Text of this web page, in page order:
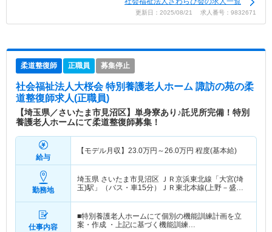
更新日：2025/08/21 求人番号：9832671
柔道整復師 正職員 募集停止
社会福祉法人大桜会 特別養護老人ホーム 諏訪の苑の柔
道整復師求人(正職員)
【埼玉県／さいたま市見沼区】単身寮あり♪託児所完備！特別
養護老人ホームにて柔道整復師募集！
給与
【モデル月収】 23.0万円～26.0万円 程度(基本給)
勤務地
埼玉県 さいたま市見沼区 ＪＲ京浜東北線「大宮(埼
玉)駅」（バス・車15分）ＪＲ東北本線(上野－盛岡)
仕事内容
■特別養護老人ホームにて個別の機能訓練計画を立
案・作成 ・上記に基づく機能訓練…